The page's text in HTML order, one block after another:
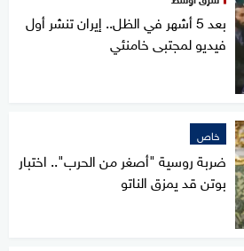
بعد 5 أشهر في الظل.. إيران تنشر أول
فيديو لمجتبى خامنئي
خاص
ضربة روسية "أصغر من الحرب".. اختبار
بوتن قد يمزق الناتو